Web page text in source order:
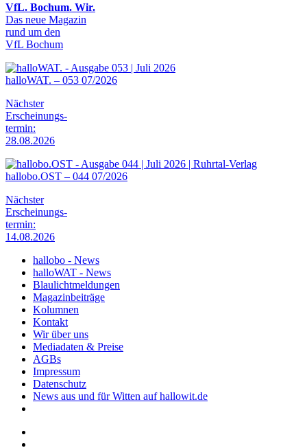
VfL. Bochum. Wir.
Das neue Magazin
rund um den
VfL Bochum
halloWAT. – 053 07/2026
Nächster
Erscheinungs-
termin:
28.08.2026
hallobo.OST – 044 07/2026
Nächster
Erscheinungs-
termin:
14.08.2026
hallobo - News
halloWAT - News
Blaulichtmeldungen
Magazinbeiträge
Kolumnen
Kontakt
Wir über uns
Mediadaten & Preise
AGBs
Impressum
Datenschutz
News aus und für Witten auf hallowit.de